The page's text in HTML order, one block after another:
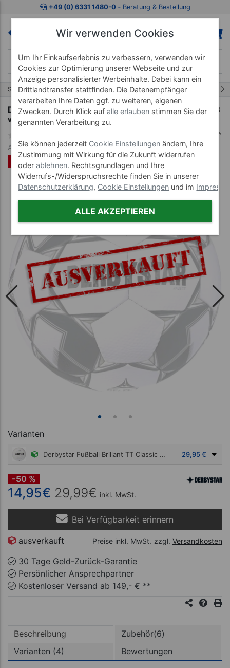
Zum Kaufbereich springen Zur Produktbeschreibung
+49 (0) 6331 1480-0 ‐ Beratung & Bestellung
Start Neuheiten 655/1128
Derbystar Fußball Apus TT v23, Größe 5,
weiss/schwarz
Art-Nr. 40050-05
%
Varianten
Derbystar Fußball Brillant TT Classic v22, Größe 5 29,95 €
-50 %
14,95€ 29,99€ inkl. MwSt.
Bei Verfügbarkeit erinnern
ausverkauft Preise inkl. MwSt. zzgl. Versandkosten
30 Tage Geld-Zurück-Garantie
Persönlicher Ansprechpartner
Kostenloser Versand ab 149,- € **
Beschreibung
Zubehör(6)
Varianten (4)
Bewertungen
Wir verwenden Cookies
Um Ihr Einkaufserlebnis zu verbessern, verwenden wir
Cookies zur Optimierung unserer Webseite und zur
Anzeige personalisierter Werbeinhalte. Dabei kann ein
Drittlandtransfer stattfinden. Die Datenempfänger
verarbeiten Ihre Daten ggf. zu weiteren, eigenen
Zwecken. Durch Klick aufalle erlauben stimmen Sie der
genannten Verarbeitung zu.
Sie können jederzeit Cookie Einstellungen ändern, Ihre
Zustimmung mit Wirkung für die Zukunft widerrufen
oderablehnen. Rechtsgrundlagen und Ihre
Widerrufs-/Widerspruchsrechte finden Sie in unserer
Datenschutzerklärung, Cookie Einstellungen und im
ALLE AKZEPTIEREN